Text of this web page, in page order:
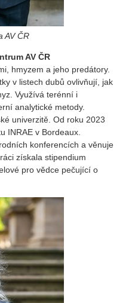
AV ČR
AV ČR
hmyzem a jeho predátory.
v listech dubů ovlivňují, jak
Využívá terénní i
analytické metody.
univerzitě. Od roku 2023
INRAE v Bordeaux.
konferencích a věnuje
získala stipendium
pro vědce pečující o